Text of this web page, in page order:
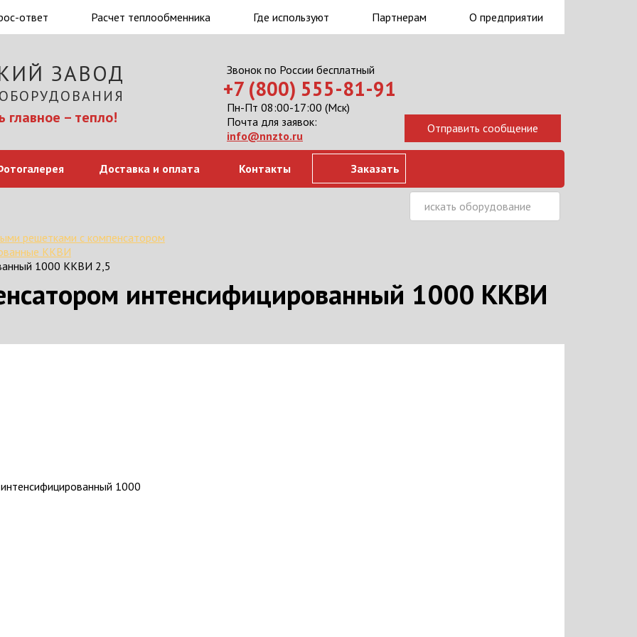
О предприятии
Партнерам
Где используют
Расчет теплообменника
ответ
ЗАВОД
– тепло!
Звонок по России бесплатный
+7 (800) 555-81-91
Пн-Пт 08:00-17:00 (Мск)
Почта для заявок:
info@nnzto.ru
Доставка и оплата Контакты Заказать
решетками с компенсатором
ККВИ
1000 ККВИ 2,5
интенсифицированный 1000 ККВИ